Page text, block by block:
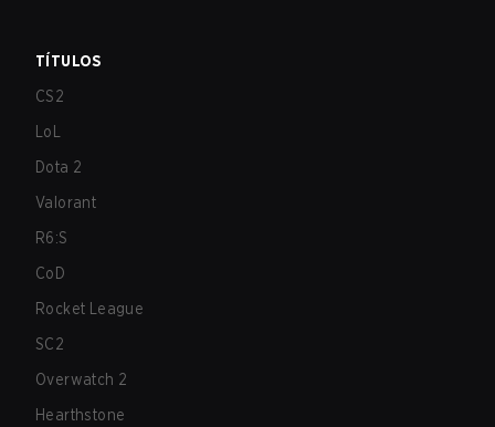
TÍTULOS
CS2
LoL
Dota 2
Valorant
R6:S
CoD
Rocket League
SC2
Overwatch 2
Hearthstone